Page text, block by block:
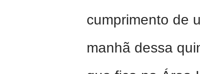
cumprimento de
manhã dessa